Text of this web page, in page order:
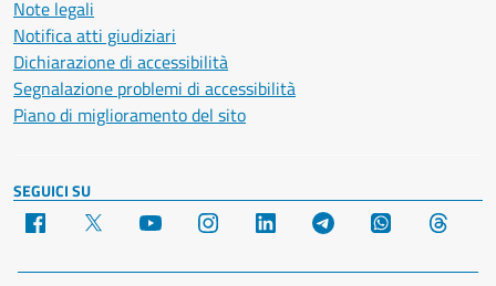
Note legali
Notifica atti giudiziari
Dichiarazione di accessibilità
Segnalazione problemi di accessibilità
Piano di miglioramento del sito
SEGUICI SU
Facebook YouTube Instagram LinkedIn Telegram WhatsApp